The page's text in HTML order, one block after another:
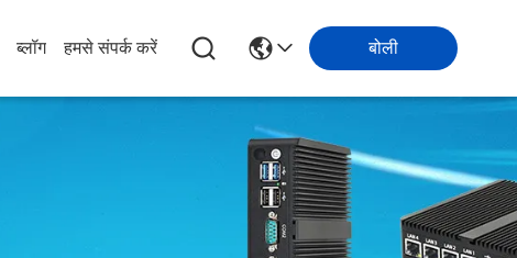
ब्लॉग हमसे संपर्क करें बोली